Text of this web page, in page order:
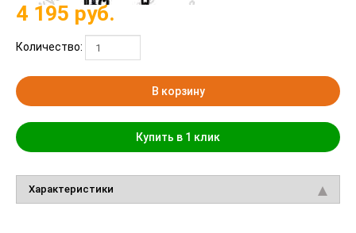
4 195 руб.
Количество:
В корзину
Купить в 1 клик
Характеристики